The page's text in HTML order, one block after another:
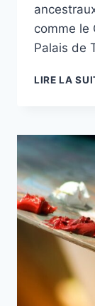
comme le
Palais de
LIRE LA